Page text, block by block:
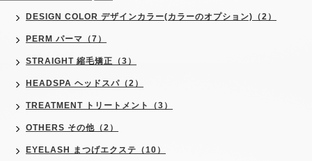
DESIGN COLOR デザインカラー(カラーのオプション)（2）
PERM パーマ（7）
STRAIGHT 縮毛矯正（3）
HEADSPA ヘッドスパ（2）
TREATMENT トリートメント（3）
OTHERS その他（2）
EYELASH まつげエクステ（10）